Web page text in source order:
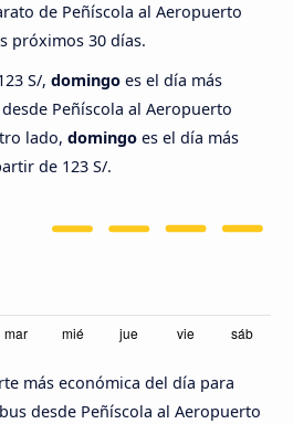
de Peñíscola al Aeropuerto
próximos 30 días.
S/, domingo es el día más
Peñíscola al Aeropuerto
lado, domingo es el día más
de 123 S/.
más económica del día para
desde Peñíscola al Aeropuerto